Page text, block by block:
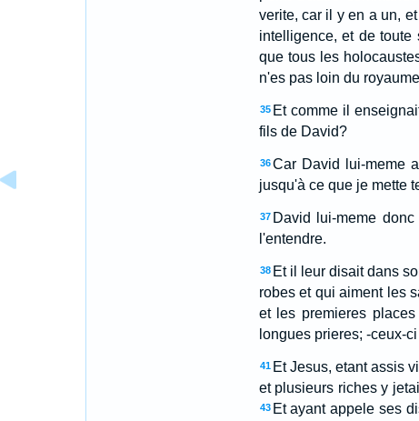
verite, car il y en a un,
intelligence, et de toute
que tous les
n'es pas loin du
35 Et comme il
fils de David?
36 Car David lui-meme
jusqu'à ce que je mette
37 David lui-meme
l'entendre.
38 Et il leur disait dans
robes et qui aiment les
et les premieres
longues prieres; -ceux-
41 Et Jesus, etant assis
et plusieurs riches y
43 Et ayant appele ses